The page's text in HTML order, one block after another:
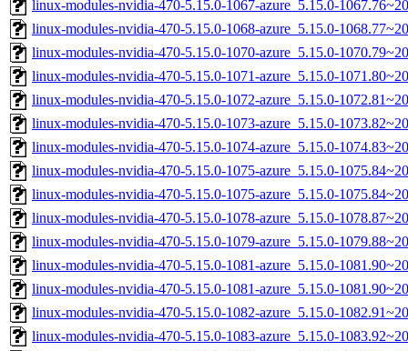
linux-modules-nvidia-470-5.15.0-1067-azure_5.15.0-
linux-modules-nvidia-470-5.15.0-1068-azure_5.15.0-
linux-modules-nvidia-470-5.15.0-1070-azure_5.15.0-
linux-modules-nvidia-470-5.15.0-1071-azure_5.15.0-
linux-modules-nvidia-470-5.15.0-1072-azure_5.15.0-
linux-modules-nvidia-470-5.15.0-1073-azure_5.15.0-
linux-modules-nvidia-470-5.15.0-1074-azure_5.15.0-
linux-modules-nvidia-470-5.15.0-1075-azure_5.15.0-
linux-modules-nvidia-470-5.15.0-1075-azure_5.15.0-
linux-modules-nvidia-470-5.15.0-1078-azure_5.15.0-
linux-modules-nvidia-470-5.15.0-1079-azure_5.15.0-
linux-modules-nvidia-470-5.15.0-1081-azure_5.15.0-
linux-modules-nvidia-470-5.15.0-1081-azure_5.15.0-
linux-modules-nvidia-470-5.15.0-1082-azure_5.15.0-
linux-modules-nvidia-470-5.15.0-1083-azure_5.15.0-